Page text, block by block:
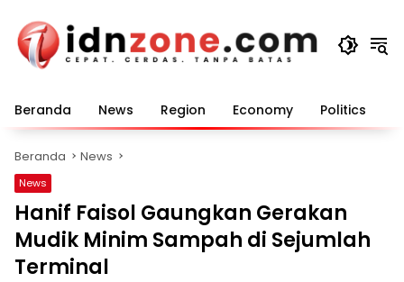
konten
Beranda News Region Economy Politics
Beranda News
News
Hanif Faisol Gaungkan Gerakan
Mudik Minim Sampah di Sejumlah
Terminal